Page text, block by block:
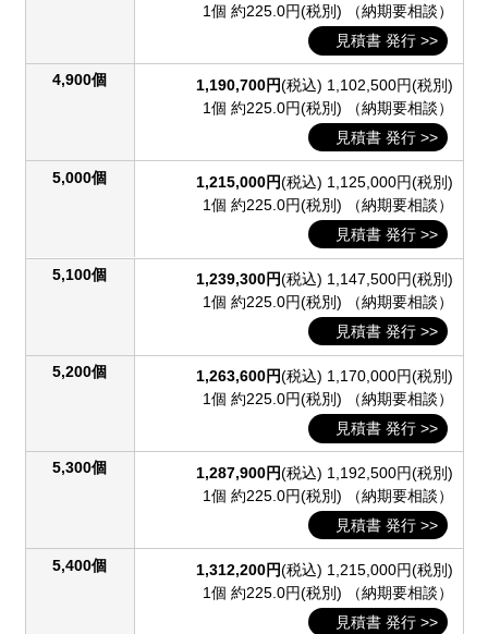
1個 約225.0円(税別) （納期要相談）
見積書 発行 >>
4,900個 1,190,700円(税込) 1,102,500円(税別)
1個 約225.0円(税別) （納期要相談）
見積書 発行 >>
5,000個 1,215,000円(税込) 1,125,000円(税別)
1個 約225.0円(税別) （納期要相談）
見積書 発行 >>
5,100個 1,239,300円(税込) 1,147,500円(税別)
1個 約225.0円(税別) （納期要相談）
見積書 発行 >>
5,200個 1,263,600円(税込) 1,170,000円(税別)
1個 約225.0円(税別) （納期要相談）
見積書 発行 >>
5,300個 1,287,900円(税込) 1,192,500円(税別)
1個 約225.0円(税別) （納期要相談）
見積書 発行 >>
5,400個 1,312,200円(税込) 1,215,000円(税別)
1個 約225.0円(税別) （納期要相談）
見積書 発行 >>